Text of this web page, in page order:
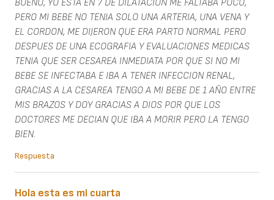
BUENO, YO ESTA EN 7 DE DILATACION ME FALTABA POCO,
PERO MI BEBE NO TENIA SOLO UNA ARTERIA, UNA VENA Y
EL CORDON, ME DIJERON QUE ERA PARTO NORMAL PERO
DESPUES DE UNA ECOGRAFIA Y EVALUACIONES MEDICAS
TENIA QUE SER CESAREA INMEDIATA POR QUE SI NO MI
BEBE SE INFECTABA E IBA A TENER INFECCION RENAL,
GRACIAS A LA CESAREA TENGO A MI BEBE DE 1 AÑO ENTRE
MIS BRAZOS Y DOY GRACIAS A DIOS POR QUE LOS
DOCTORES ME DECIAN QUE IBA A MORIR PERO LA TENGO
BIEN.
Respuesta
Hola esta es mi cuarta